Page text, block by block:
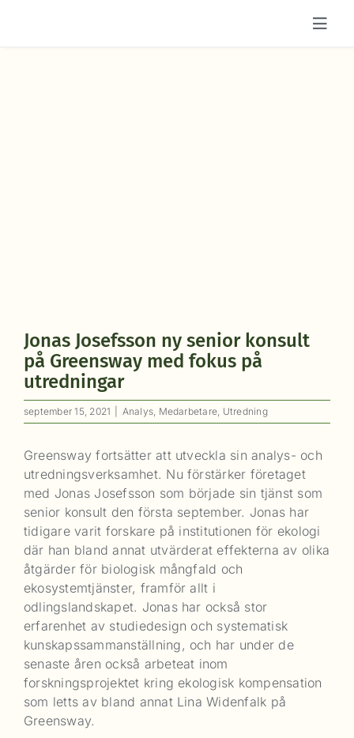
Jonas Josefsson ny senior konsult
på Greensway med fokus på
utredningar
september 15, 2021 Analys Medarbetare Utredning
Greensway fortsätter att utveckla sin analys- och
utredningsverksamhet. Nu förstärker företaget
med Jonas Josefsson som började sin tjänst som
senior konsult den första september. Jonas har
tidigare varit forskare på institutionen för ekologi
där han bland annat utvärderat effekterna av olika
åtgärder för biologisk mångfald och
ekosystemtjänster, framför allt i
odlingslandskapet. Jonas har också stor
erfarenhet av studiedesign och systematisk
kunskapssammanställning, och har under de
senaste åren också arbeteat inom
forskningsprojektet kring ekologisk kompensation
som letts av bland annat Lina Widenfalk på
Greensway.